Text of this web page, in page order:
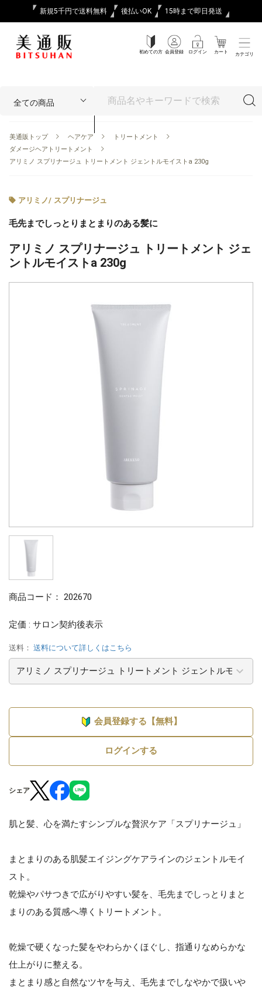
新規5千円で送料無料 後払いOK 15時まで即日発送
初めての方 会員登録 ログイン カート カテゴリ
美通販トップ ヘアケア
トリートメント
ダメージヘアトリートメント
アリミノ スプリナージュ トリートメント ジェントルモイストa 230g
アリミノ/ スプリナージュ
毛先までしっとりまとまりのある髪に
アリミノ スプリナージュ トリートメント ジェ
ントルモイストa 230g
商品コード： 202670
定価 : サロン契約後表示
送料： 送料について詳しくはこちら
会員登録する【無料】
ログインする
シェア
肌と髪、心を満たすシンプルな贅沢ケア「スプリナージュ」
まとまりのある肌髪エイジングケアラインのジェントルモイ
スト。
乾燥やパサつきで広がりやすい髪を、毛先までしっとりまと
まりのある質感へ導くトリートメント。
乾燥で硬くなった髪をやわらかくほぐし、指通りなめらかな
仕上がりに整える。
まとまり感と自然なツヤを与え、毛先までしなやかで扱いや